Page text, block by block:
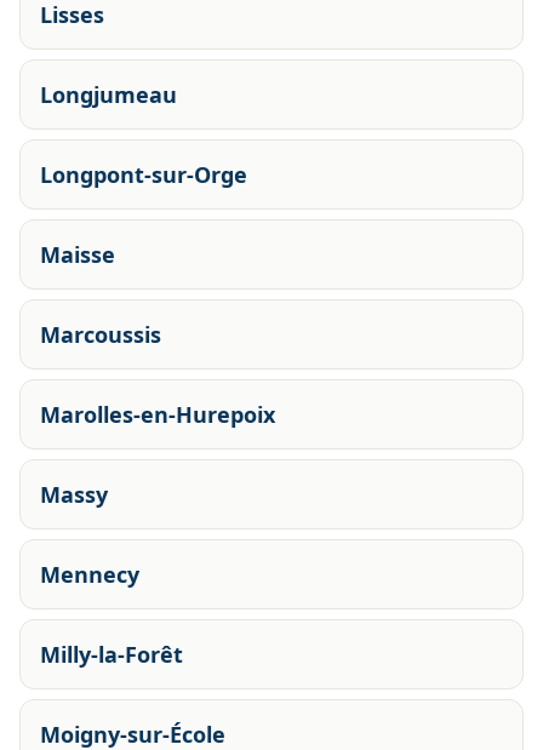
Lisses
Longjumeau
Longpont-sur-Orge
Maisse
Marcoussis
Marolles-en-Hurepoix
Massy
Mennecy
Milly-la-Forêt
Moigny-sur-École